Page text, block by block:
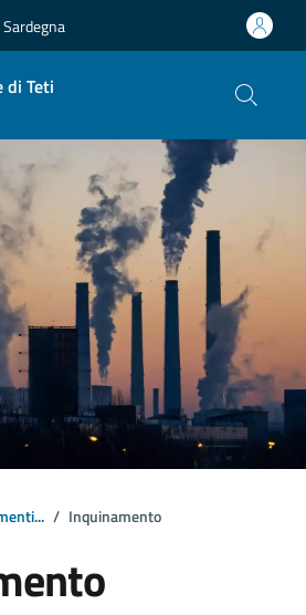
di Teti
Inquinamento